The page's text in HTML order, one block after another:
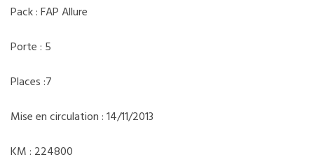
Pack : FAP Allure
Porte : 5
Places :7
Mise en circulation : 14/11/2013
KM : 224800